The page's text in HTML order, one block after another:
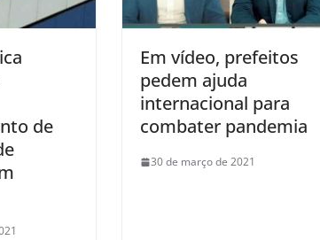
de
Em vídeo, prefeitos
pedem ajuda
internacional para
combater pandemia
30 de março de 2021